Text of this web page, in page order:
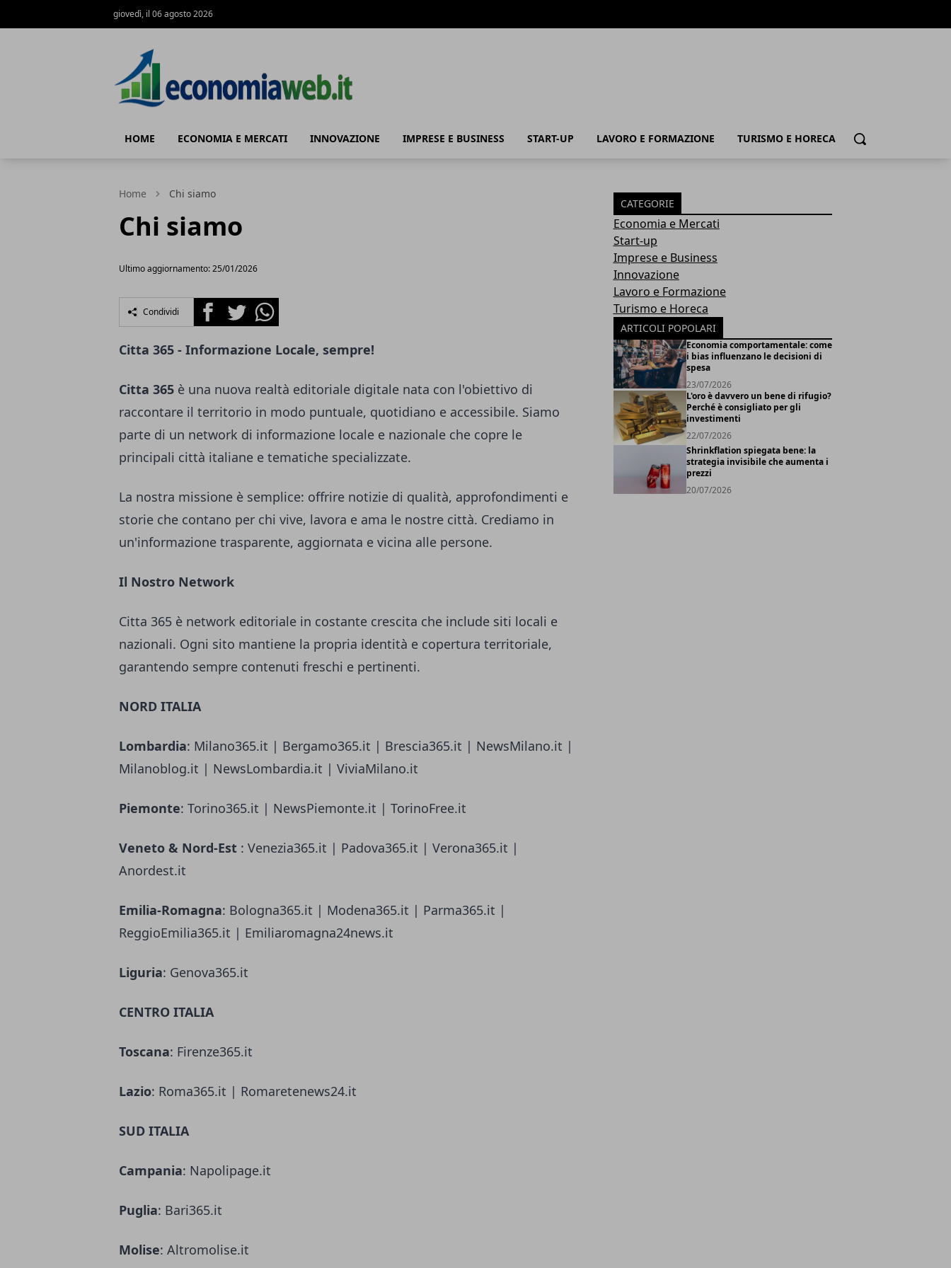
giovedì, il 06 agosto 2026
HOME ECONOMIA E MERCATI INNOVAZIONE IMPRESE E BUSINESS START-UP LAVORO E FORMAZIONE TURISMO E HORECA Cerca
Home Chi siamo
Chi siamo
Ultimo aggiornamento: 25/01/2026
Condividi FacebookTwitterWhatsapp
Citta 365 - Informazione Locale, sempre!
Citta 365 è una nuova realtà editoriale digitale nata con l'obiettivo di
raccontare il territorio in modo puntuale, quotidiano e accessibile. Siamo
parte di un network di informazione locale e nazionale che copre le
principali città italiane e tematiche specializzate.
La nostra missione è semplice: offrire notizie di qualità, approfondimenti e
storie che contano per chi vive, lavora e ama le nostre città. Crediamo in
un'informazione trasparente, aggiornata e vicina alle persone.
Il Nostro Network
Citta 365 è network editoriale in costante crescita che include siti locali e
nazionali. Ogni sito mantiene la propria identità e copertura territoriale,
garantendo sempre contenuti freschi e pertinenti.
NORD ITALIA
Lombardia: Milano365.it | Bergamo365.it | Brescia365.it | NewsMilano.it |
Milanoblog.it | NewsLombardia.it | ViviaMilano.it
Piemonte: Torino365.it | NewsPiemonte.it | TorinoFree.it
Veneto & Nord-Est : Venezia365.it | Padova365.it | Verona365.it |
Anordest.it
Emilia-Romagna: Bologna365.it | Modena365.it | Parma365.it |
ReggioEmilia365.it | Emiliaromagna24news.it
Liguria: Genova365.it
CENTRO ITALIA
Toscana: Firenze365.it
Lazio: Roma365.it | Romaretenews24.it
SUD ITALIA
Campania: Napolipage.it
Puglia: Bari365.it
Molise: Altromolise.it
CATEGORIE
Economia e Mercati
Start-up
Imprese e Business
Innovazione
Lavoro e Formazione
Turismo e Horeca
ARTICOLI POPOLARI
Economia comportamentale: come
i bias influenzano le decisioni di
spesa
23/07/2026
L'oro è davvero un bene di rifugio?
Perché è consigliato per gli
investimenti
22/07/2026
Shrinkflation spiegata bene: la
strategia invisibile che aumenta i
prezzi
20/07/2026